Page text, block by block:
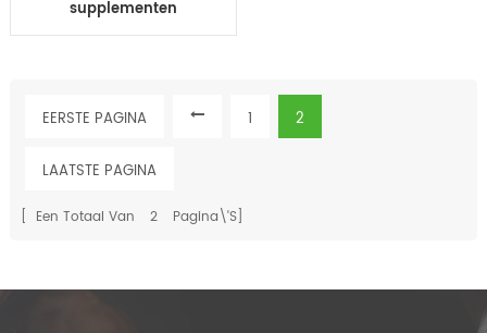
supplementen
Mesterolon Proviron
EERSTE PAGINA 1 2
LAATSTE PAGINA
[ Een Totaal Van 2 Pagina\'s]